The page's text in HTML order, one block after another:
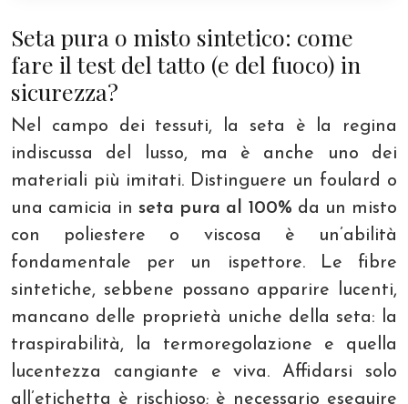
Seta pura o misto sintetico: come
fare il test del tatto (e del fuoco) in
sicurezza?
Nel campo dei tessuti, la seta è la regina
indiscussa del lusso, ma è anche uno dei
materiali più imitati. Distinguere un foulard o
una camicia in seta pura al 100% da un misto
con poliestere o viscosa è un’abilità
fondamentale per un ispettore. Le fibre
sintetiche, sebbene possano apparire lucenti,
mancano delle proprietà uniche della seta: la
traspirabilità, la termoregolazione e quella
lucentezza cangiante e viva. Affidarsi solo
all’etichetta è rischioso; è necessario eseguire